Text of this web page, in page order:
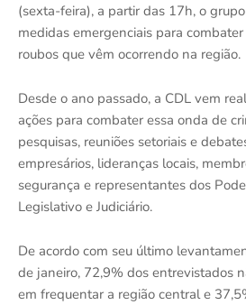
(sexta-feira), a partir das 17h, o
medidas emergenciais para
roubos que vêm ocorrendo na região.
Desde o ano passado, a CDL vem
ações para combater essa onda de
pesquisas, reuniões setoriais e
empresários, lideranças locais,
segurança e representantes dos
Legislativo e Judiciário.
De acordo com seu último
de janeiro, 72,9% dos entrevistados
em frequentar a região central e